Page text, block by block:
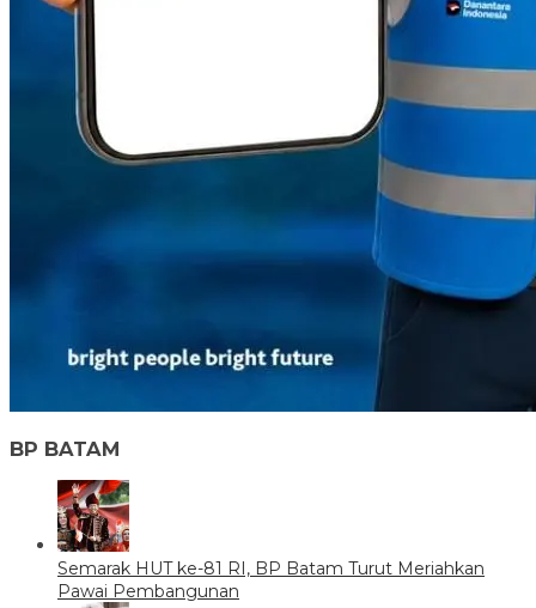
BP BATAM
Semarak HUT ke-81 RI, BP Batam Turut Meriahkan
Pawai Pembangunan